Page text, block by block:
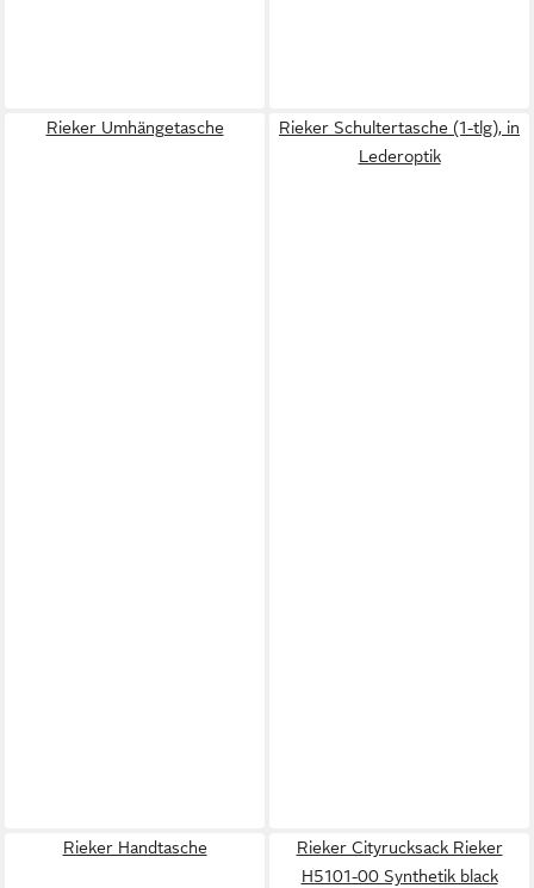
Rieker Umhängetasche
Rieker Schultertasche (1-tlg), in
Lederoptik
Rieker Handtasche
Rieker Cityrucksack Rieker
H5101-00 Synthetik black